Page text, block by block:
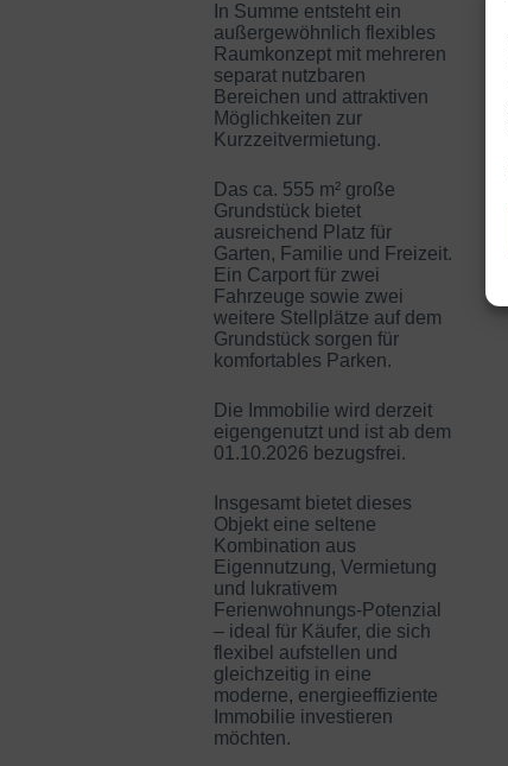
In Summe entsteht ein
außergewöhnlich flexibles
Raumkonzept mit mehreren
separat nutzbaren
Bereichen und attraktiven
Möglichkeiten zur
Kurzzeitvermietung.
Das ca. 555 m² große
Grundstück bietet
ausreichend Platz für
Garten, Familie und Freizeit.
Ein Carport für zwei
Fahrzeuge sowie zwei
weitere Stellplätze auf dem
Grundstück sorgen für
komfortables Parken.
Die Immobilie wird derzeit
eigengenutzt und ist ab dem
01.10.2026 bezugsfrei.
Insgesamt bietet dieses
Objekt eine seltene
Kombination aus
Eigennutzung, Vermietung
und lukrativem
Ferienwohnungs-Potenzial
– ideal für Käufer, die sich
flexibel aufstellen und
gleichzeitig in eine
moderne, energieeffiziente
Immobilie investieren
möchten.